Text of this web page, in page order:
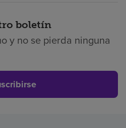
boletín
y no se pierda ninguna